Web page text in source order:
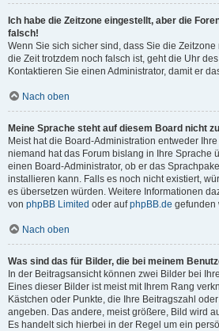
Ich habe die Zeitzone eingestellt, aber die
falsch!
Wenn Sie sich sicher sind, dass Sie die
die Zeit trotzdem noch falsch ist, geht die Uhr
Kontaktieren Sie einen Administrator, damit er
Nach oben
Meine Sprache steht auf diesem Board nicht
Meist hat die Board-Administration entweder
niemand hat das Forum bislang in Ihre Sprache
einen Board-Administrator, ob er das
installieren kann. Falls es noch nicht existiert,
es übersetzen würden. Weitere Informationen
von phpBB Limited oder aufphpBB.de gefunden
Nach oben
Was sind das für Bilder, die bei meinem
In der Beitragsansicht können zwei Bilder bei
Eines dieser Bilder ist meist mit Ihrem Rang
Kästchen oder Punkte, die Ihre Beitragszahl
angeben. Das andere, meist größere, Bild wird
Es handelt sich hierbei in der Regel um ein